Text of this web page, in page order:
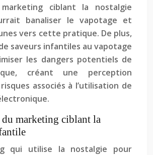
ciblant la nostalgie
banaliser le vapotage et
vers cette pratique. De plus,
saveurs infantiles au vapotage
les dangers potentiels de
créant une perception
associés à l’utilisation de
du marketing ciblant la
qui utilise la nostalgie pour